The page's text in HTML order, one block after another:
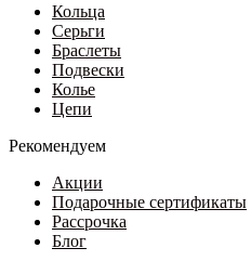
Кольца
Серьги
Браслеты
Подвески
Колье
Цепи
Рекомендуем
Акции
Подарочные сертификаты
Рассрочка
Блог